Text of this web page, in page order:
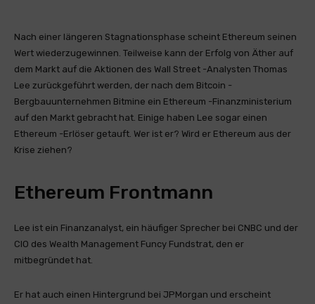
Nach einer längeren Stagnationsphase scheint Ethereum seinen
Wert wiederzugewinnen. Teilweise kann der Erfolg von Äther auf
dem Markt auf die Aktionen des Wall Street -Analysten Thomas
Lee zurückgeführt werden, der nach dem Bitcoin -
Bergbauunternehmen Bitmine ein Ethereum -Finanzministerium
auf den Markt gebracht hat. Einige haben Lee sogar einen
Ethereum -Erlöser getauft. Wer ist er? Wird er Ethereum aus der
Krise ziehen?
Ethereum Frontmann
Lee ist ein Finanzanalyst, ein häufiger Sprecher bei CNBC und der
CIO des Wealth Management Funcy Fundstrat, den er
mitbegründet hat.
Er hat auch einen Hintergrund bei JPMorgan und erscheint